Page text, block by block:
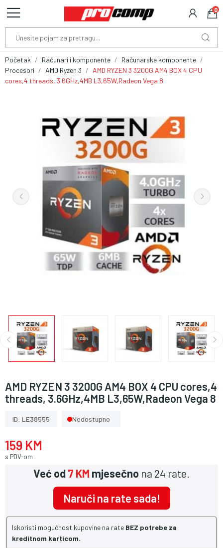
0
Početak Računari i komponente
Računarske komponente
Procesori
AMD Ryzen 3
AMD RYZEN 3 3200G AM4 BOX 4 CPU
cores,4 threads, 3.6GHz,4MB L3,65W,Radeon Vega 8
AMD RYZEN 3 3200G AM4 BOX 4 CPU cores,4
threads, 3.6GHz,4MB L3,65W,Radeon Vega 8
ID: LE38555 Nedostupno
159 KM
s PDV-om
Već od7 KM mjesečno na 24 rate.
Naruči na rate sada!
Iskoristi mogućnost kupovine na rate BEZ potrebe za
kreditnom karticom.